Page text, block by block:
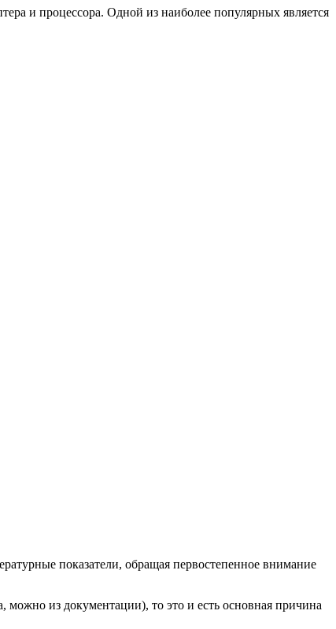
и процессора. Одной из наиболее популярных является
показатели, обращая первостепенное внимание
можно из документации), то это и есть основная причина